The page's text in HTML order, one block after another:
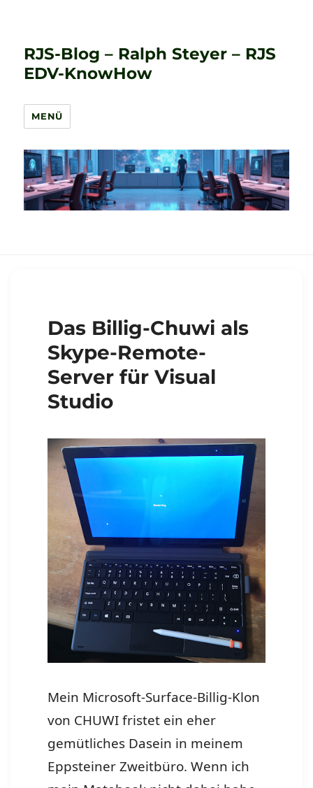
RJS-Blog – Ralph Steyer – RJS
EDV-KnowHow
MENÜ
Das Billig-Chuwi als
Skype-Remote-
Server für Visual
Studio
Mein Microsoft-Surface-Billig-Klon
von CHUWI fristet ein eher
gemütliches Dasein in meinem
Eppsteiner Zweitbüro. Wenn ich